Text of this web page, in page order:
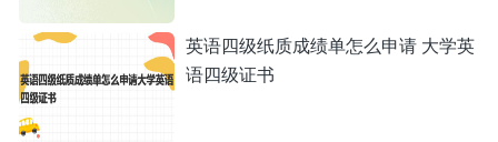
英语四级纸质成绩单怎么申请 大学英
语四级证书